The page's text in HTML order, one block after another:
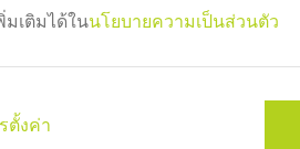
ตท ด้วยเลเซอร์โซลิดสเตท
ถทำงานกับแผ่นที่บาง แต่ยัง